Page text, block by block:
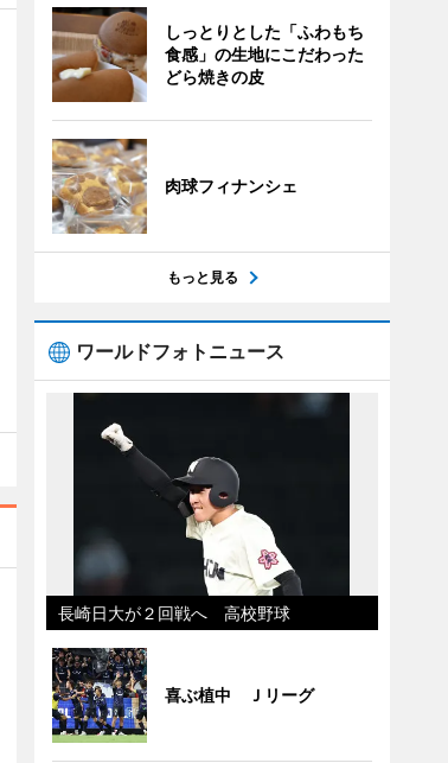
しっとりとした「ふわもち
食感」の生地にこだわった
どら焼きの皮
肉球フィナンシェ
もっと見る
ワールドフォトニュース
長崎日大が２回戦へ 高校野球
喜ぶ植中 Ｊリーグ